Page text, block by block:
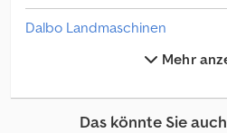
Dalbo Landmaschinen
Dalbo Obst- Und
Dalbo Rollomaximum 620
Mehr
Das könnte Sie